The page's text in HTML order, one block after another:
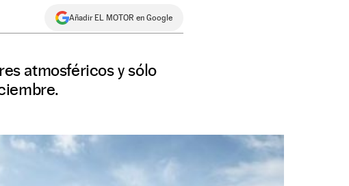
Añadir EL MOTOR en Google
atmosféricos y sólo